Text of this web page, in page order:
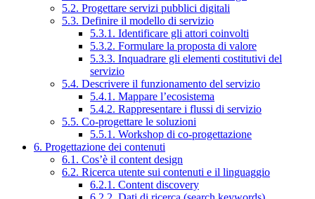
5.2. Progettare servizi pubblici digitali
5.3. Definire il modello di servizio
5.3.1. Identificare gli attori coinvolti
5.3.2. Formulare la proposta di valore
5.3.3. Inquadrare gli elementi costitutivi del
servizio
5.4. Descrivere il funzionamento del servizio
5.4.1. Mappare l’ecosistema
5.4.2. Rappresentare i flussi di servizio
5.5. Co-progettare le soluzioni
5.5.1. Workshop di co-progettazione
6. Progettazione dei contenuti
6.1. Cos’è il content design
6.2. Ricerca utente sui contenuti e il linguaggio
6.2.1. Content discovery